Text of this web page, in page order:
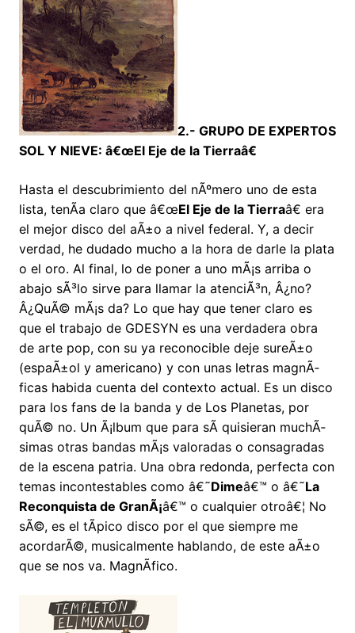
2.- GRUPO DE EXPERTOS
SOL Y NIEVE: â€œEl Eje de la Tierraâ€
Hasta el descubrimiento del nÃºmero uno de esta
lista, tenÃ­a claro que â€œEl Eje de la Tierraâ€ era
el mejor disco del aÃ±o a nivel federal. Y, a decir
verdad, he dudado mucho a la hora de darle la plata
o el oro. Al final, lo de poner a uno mÃ¡s arriba o
abajo sÃ³lo sirve para llamar la atenciÃ³n, Â¿no?
Â¿QuÃ© mÃ¡s da? Lo que hay que tener claro es
que el trabajo de GDESYN es una verdadera obra
de arte pop, con su ya reconocible deje sureÃ±o
(espaÃ±ol y americano) y con unas letras magnÃ­
ficas habida cuenta del contexto actual. Es un disco
para los fans de la banda y de Los Planetas, por
quÃ© no. Un Ã¡lbum que para sÃ­ quisieran muchÃ­
simas otras bandas mÃ¡s valoradas o consagradas
de la escena patria. Una obra redonda, perfecta con
temas incontestables como â€˜Dimeâ€™ o â€˜La
Reconquista de GranÃ¡â€™ o cualquier otroâ€¦ No
sÃ©, es el tÃ­pico disco por el que siempre me
acordarÃ©, musicalmente hablando, de este aÃ±o
que se nos va. MagnÃ­fico.